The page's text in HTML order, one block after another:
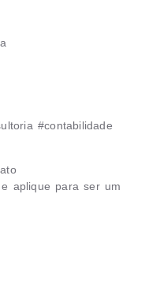
#contabilidade
e aplique para ser um